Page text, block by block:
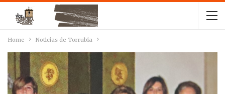
Home Noticias de Torrubia